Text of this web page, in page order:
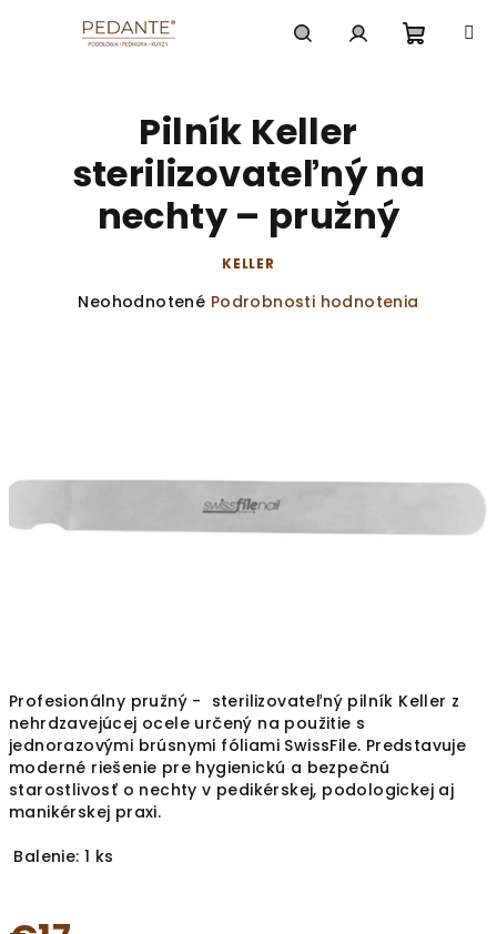
Profesionálny pružný - sterilizovateľný pilník Keller z
nehrdzavejúcej ocele určený na použitie s
jednorazovými brúsnymi fóliami SwissFile. Predstavuje
moderné riešenie pre hygienickú a bezpečnú
starostlivosť o nechty v pedikérskej, podologickej aj
manikérskej praxi.
Balenie: 1 ks
Pilník Keller
sterilizovateľný na
nechty – pružný
KELLER
Priemerné
Neohodnotené Podrobnosti hodnotenia